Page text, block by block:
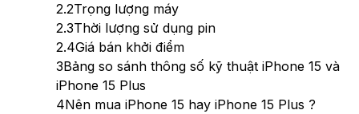
2.2Trọng lượng máy
2.3Thời lượng sử dụng pin
2.4Giá bán khởi điểm
3Bảng so sánh thông số kỹ thuật iPhone 15 và
iPhone 15 Plus
4Nên mua iPhone 15 hay iPhone 15 Plus ?